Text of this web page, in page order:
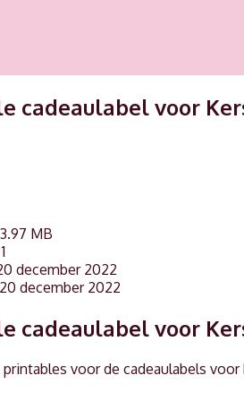
cadeaulabel voor
3.97 MB
1
december 2022
20 december 2022
cadeaulabel voor
voor de cadeaulabels